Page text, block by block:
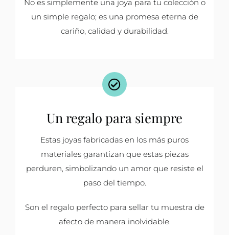
No es simplemente una joya para tu colección o
un simple regalo; es una promesa eterna de
cariño, calidad y durabilidad.
Un regalo para siempre
Estas joyas fabricadas en los más puros
materiales garantizan que estas piezas
perduren, simbolizando un amor que resiste el
paso del tiempo.
Son el regalo perfecto para sellar tu muestra de
afecto de manera inolvidable.